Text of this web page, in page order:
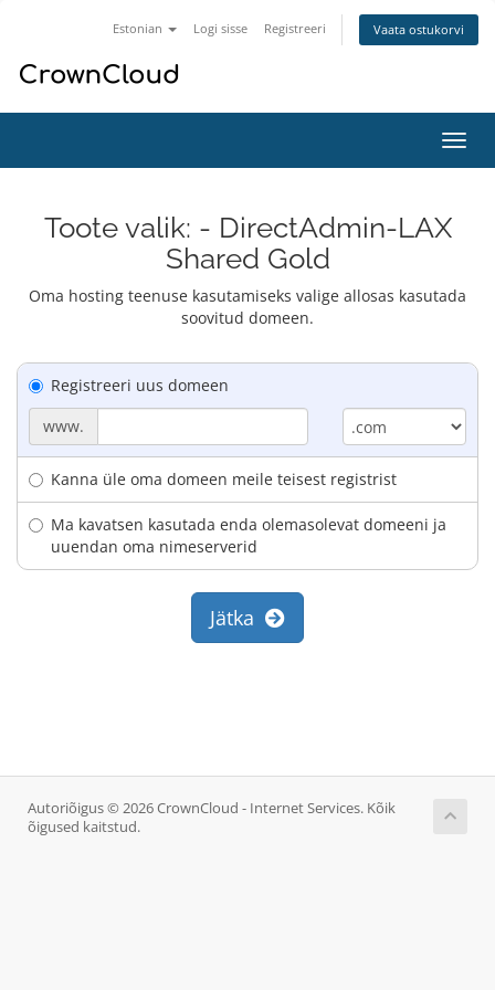
Estonian Logi sisse Registreeri Vaata ostukorvi
Toote valik: - DirectAdmin-LAX
Shared Gold
Oma hosting teenuse kasutamiseks valige allosas kasutada
soovitud domeen.
Registreeri uus domeen
www.
Kanna üle oma domeen meile teisest registrist
Ma kavatsen kasutada enda olemasolevat domeeni ja
uuendan oma nimeserverid
Jätka
Autoriõigus © 2026 CrownCloud - Internet Services. Kõik
õigused kaitstud.